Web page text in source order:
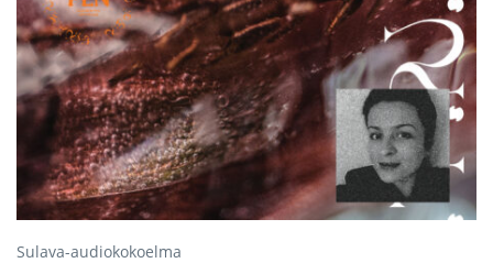
Sulava-audiokokoelma